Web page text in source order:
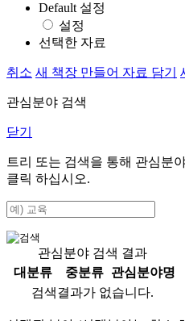
Default 설정
설정
선택한 자료
취소 새 책장 만들어 자료 담기
관심분야 검색
닫기
트리 또는 검색을 통해 관심분
클릭 하십시오.
관심분야 검색 결과
대분류
중분류
관심분야명
검색결과가 없습니다.